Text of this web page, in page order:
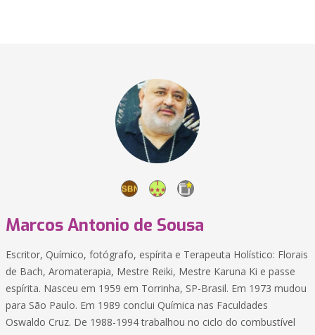
Marcos Antonio de Sousa
Escritor, Químico, fotógrafo, espírita e Terapeuta Holístico: Florais
de Bach, Aromaterapia, Mestre Reiki, Mestre Karuna Ki e passe
espírita. Nasceu em 1959 em Torrinha, SP-Brasil. Em 1973 mudou
para São Paulo. Em 1989 conclui Química nas Faculdades
Oswaldo Cruz. De 1988-1994 trabalhou no ciclo do combustível